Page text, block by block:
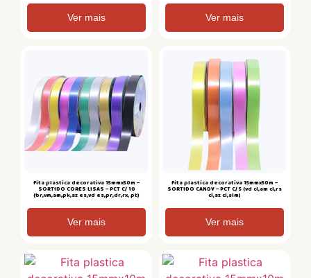
Ver mais Ver mais
Fita plastica decorativa 15mmx50m –
SORTIDO CORES LISAS – PCT C/ 10
(br,vm,am,pk,az es,vd es,pr,dr,rx, pt)
Ver mais
Fita plastica decorativa 15mmx50m –
SORTIDO CANDY – PCT C/ 5 (vd cl,am cl,rs
cl,az cl,slm)
Ver mais